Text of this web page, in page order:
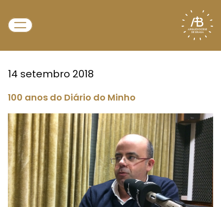
14 setembro 2018
100 anos do Diário do Minho